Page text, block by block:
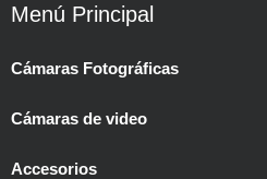
Menú Principal
Cámaras Fotográficas
Cámaras de video
Accesorios